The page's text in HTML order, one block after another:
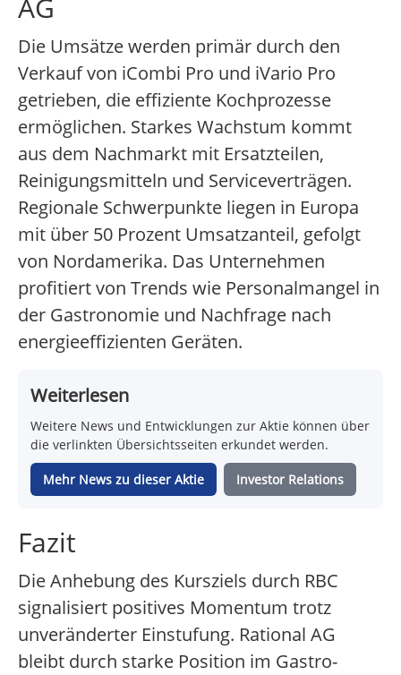
AG
Die Umsätze werden primär durch den
Verkauf von iCombi Pro und iVario Pro
getrieben, die effiziente Kochprozesse
ermöglichen. Starkes Wachstum kommt
aus dem Nachmarkt mit Ersatzteilen,
Reinigungsmitteln und Serviceverträgen.
Regionale Schwerpunkte liegen in Europa
mit über 50 Prozent Umsatzanteil, gefolgt
von Nordamerika. Das Unternehmen
profitiert von Trends wie Personalmangel in
der Gastronomie und Nachfrage nach
energieeffizienten Geräten.
Weiterlesen
Weitere News und Entwicklungen zur Aktie können über
die verlinkten Übersichtsseiten erkundet werden.
Mehr News zu dieser Aktie Investor Relations
Fazit
Die Anhebung des Kursziels durch RBC
signalisiert positives Momentum trotz
unveränderter Einstufung. Rational AG
bleibt durch starke Position im Gastro-